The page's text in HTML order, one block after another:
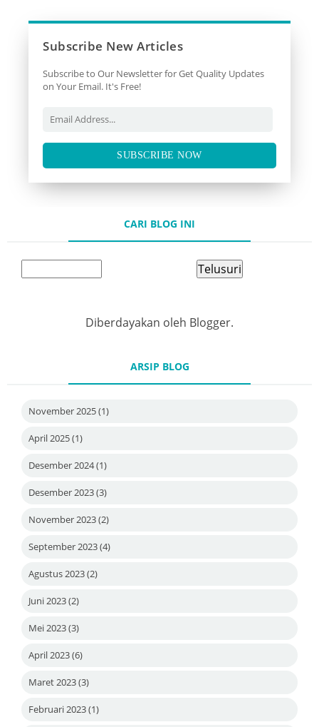
Subscribe New Articles
Subscribe to Our Newsletter for Get Quality Updates
on Your Email. It's Free!
SUBSCRIBE NOW
CARI BLOG INI
Diberdayakan oleh Blogger.
ARSIP BLOG
November 2025(1)
April 2025(1)
Desember 2024(1)
Desember 2023(3)
November 2023(2)
September 2023(4)
Agustus 2023(2)
Juni 2023(2)
Mei 2023(3)
April 2023(6)
Maret 2023(3)
Februari 2023(1)